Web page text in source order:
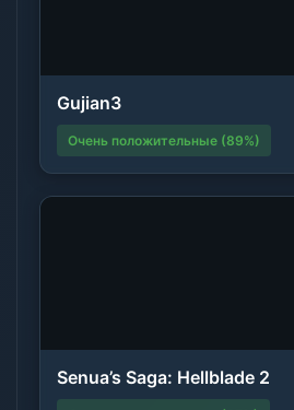
Gujian3
Очень положительные (89%)
Senua’s Saga: Hellblade 2